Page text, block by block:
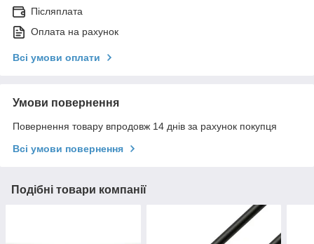
Післяплата
Оплата на рахунок
Всі умови оплати
Умови повернення
Повернення товару впродовж 14 днів за рахунок покупця
Всі умови повернення
Подібні товари компанії